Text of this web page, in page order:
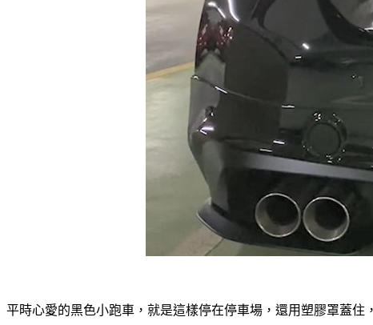
平時心愛的黑色小跑車，就是這樣停在停車場，還用塑膠罩蓋住